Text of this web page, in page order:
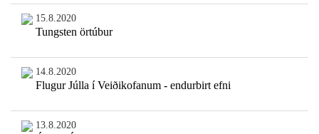
15.8.2020
Tungsten örtúbur
14.8.2020
Flugur Júlla í Veiðikofanum - endurbirt efni
13.8.2020